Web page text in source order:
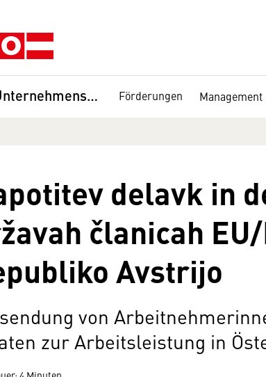
Unternehmensführung Förderungen Management
delavk in
članicah
Avstrijo
von
zur Arbeitsleistung in